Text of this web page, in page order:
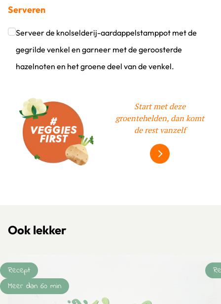
Klik om dit selectievakje aan te vinken
Serveren
Serveer de knolselderij-aardappelstamppot met de
gegrilde venkel en garneer met de geroosterde
hazelnoten en het groene deel van de venkel.
Start met deze
groentehelden, dan komt
de rest vanzelf
Alles over
Ook lekker
Recept
Meer dan 60 min